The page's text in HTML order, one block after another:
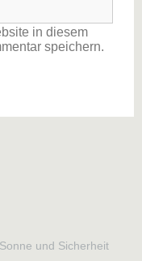
in diesem
speichern.
und Sicherheit